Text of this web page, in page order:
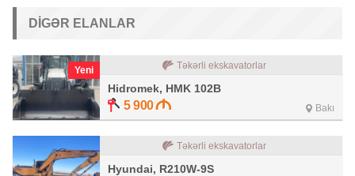
DIGƏR ELANLAR
Yeni Təkərli ekskavatorlar
Hidromek, HMK 102B
5 900 Bakı
Təkərli ekskavatorlar
Hyundai, R210W-9S